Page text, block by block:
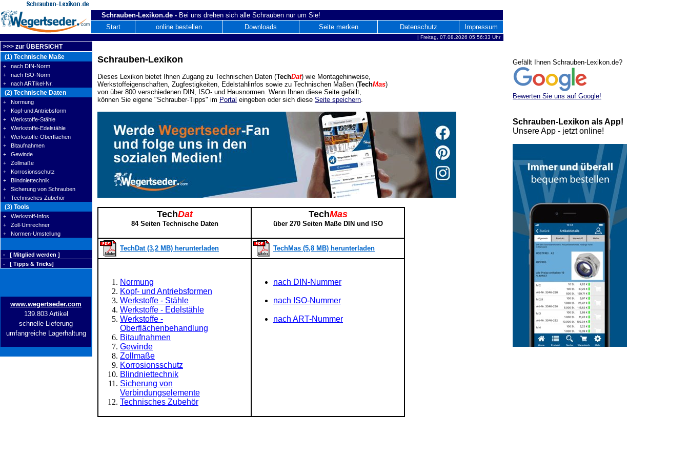
Schrauben-Lexikon.de - Bei uns drehen sich alle Schrauben nur um Sie!
Start
online bestellen Downloads Seite merken Datenschutz Impressum
| Freitag, 07.08.2026 05:56:33 Uhr
>>> zur ÜBERSICHT
(1) Technische Maße
+ nach DIN-Norm
+ nach ISO-Norm
+ nach ARTikel-Nr.
(2) Technische Daten
+ Normung
+ Kopf-und Antriebsform
+ Werkstoffe-Stähle
+ Werkstoffe-Edelstähle
+ Werkstoffe-Oberflächen
+ Bitaufnahmen
+ Gewinde
+ Zollmaße
+ Korrosionsschutz
+ Blindniettechnik
+ Sicherung von Schrauben
+ Technisches Zubehör
(3) Tools
+ Werkstoff-Infos
+ Zoll-Umrechner
+ Normen-Umstellung
- [ Mitglied werden ]
- [ Tipps & Tricks]
www.wegertseder.com
139.803 Artikel
schnelle Lieferung
umfangreiche Lagerhaltung
Schrauben-Lexikon
Dieses Lexikon bietet Ihnen Zugang zu Technischen Daten (TechDat) wie Montagehinweise,
Werkstoffeigenschaften, Zugfestigkeiten, Edelstahlinfos sowie zu Technischen Maßen (TechMas)
von über 800 verschiedenen DIN, ISO- und Hausnormen. Wenn Ihnen diese Seite gefällt,
können Sie eigene "Schrauber-Tipps" im Portal eingeben oder sich diese Seite speichern.
TechDat
84 Seiten Technische Daten
TechMas
über 270 Seiten Maße DIN und ISO
TechDat (3,2 MB) herunterladen TechMas (5,8 MB) herunterladen
Normung
Kopf- und Antriebsformen
Werkstoffe - Stähle
Werkstoffe - Edelstähle
Werkstoffe -
Oberflächenbehandlung
Bitaufnahmen
Gewinde
Zollmaße
Korrosionsschutz
Blindniettechnik
Sicherung von
Verbindungselemente
Technisches Zubehör
nach DIN-Nummer
nach ISO-Nummer
nach ART-Nummer
Gefällt Ihnen Schrauben-Lexikon.de?
Bewerten Sie uns auf Google!
Schrauben-Lexikon als App!
Unsere App - jetzt online!